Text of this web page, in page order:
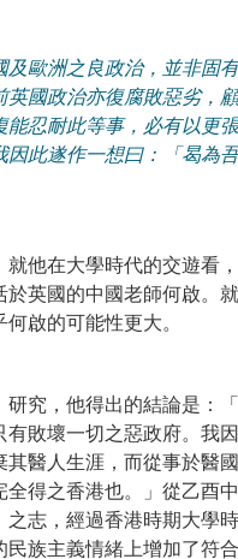
及歐洲之良政治，並非固
國政治亦復腐敗惡劣，
能忍耐此等事，必有以更
因此遂作一想曰：「曷為
就他在大學時代的交遊看
於英國的中國老師何啟。
啟的可能性更大。
究，他得出的結論是：
有敗壞一切之惡政府。我
其醫人生涯，而從事於醫
全得之香港也。」從乙酉
之志，經過香港時期大學
民族主義情緒上增加了符